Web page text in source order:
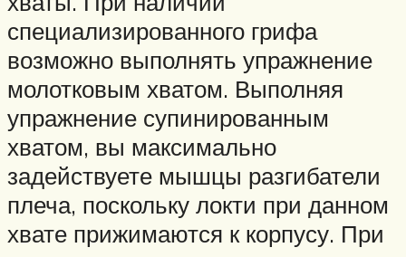
специализированного грифа
возможно выполнять упражнение
молотковым хватом. Выполняя
упражнение супинированным
хватом, вы максимально
задействуете мышцы разгибатели
плеча, поскольку локти при данном
хвате прижимаются к корпусу. При